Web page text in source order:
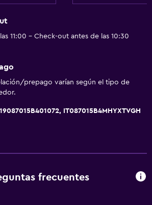
alta
11:00 - Check-out antes de las 10:30
prepago varían según el tipo de
IT087015B4MHYXTVGH
frecuentes